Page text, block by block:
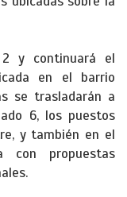
y continuará el
en el barrio
se trasladarán a
6, los puestos
y también en el
con propuestas